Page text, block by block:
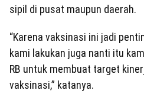
sipil di pusat maupun daerah.
“Karena vaksinasi ini jadi
kami lakukan juga nanti itu
RB untuk membuat target
vaksinasi,” katanya.